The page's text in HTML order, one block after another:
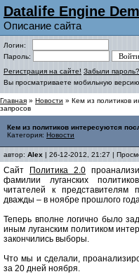
Datalife Engine
Описание сайта
Логин:
Пароль:
Регистрация на сайте! Забыли пароль?
Вы просматриваете мобильную версию
Главная » Новости » Кем из политиков
запросов
Кем из политиков интересуются
Категория: Новости
автор: Alex | 26-12-2012, 21:27 |
Сайт Политика 2.0
фамилии луганских
читателей к представителям
дважды – в ноябре прошлого
Теперь вполне логично было
иным луганским политиком
закончились выборы.
Что мы и сделали,
за 20 дней ноября.